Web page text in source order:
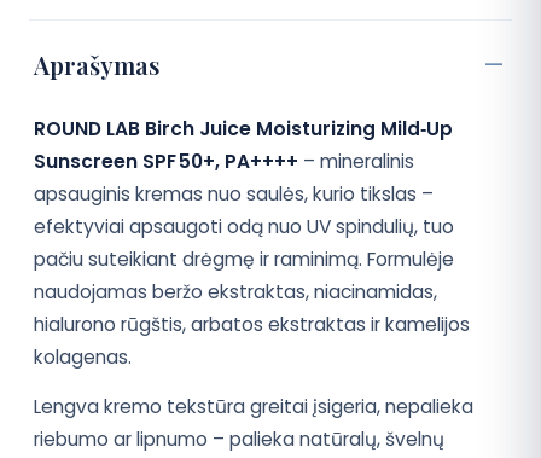
Aprašymas
ROUND LAB Birch Juice Moisturizing Mild‑Up
Sunscreen SPF 50+, PA++++ – mineralinis
apsauginis kremas nuo saulės, kurio tikslas –
efektyviai apsaugoti odą nuo UV spindulių, tuo
pačiu suteikiant drėgmę ir raminimą. Formulėje
naudojamas beržo ekstraktas, niacinamidas,
hialurono rūgštis, arbatos ekstraktas ir kamelijos
kolagenas.
Lengva kremo tekstūra greitai įsigeria, nepalieka
riebumo ar lipnumo – palieka natūralų, švelnų